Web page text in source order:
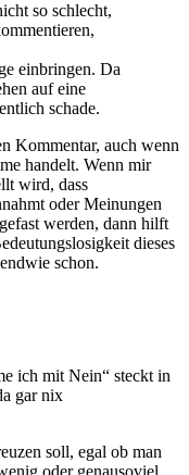
so schlecht,
einbringen. Da
auf eine
schade.
Kommentar, auch wenn
handelt. Wenn mir
wird, dass
oder Meinungen
werden, dann hilft
dieses
schon.
ich mit Nein“ steckt in
gar nix
soll, egal ob man